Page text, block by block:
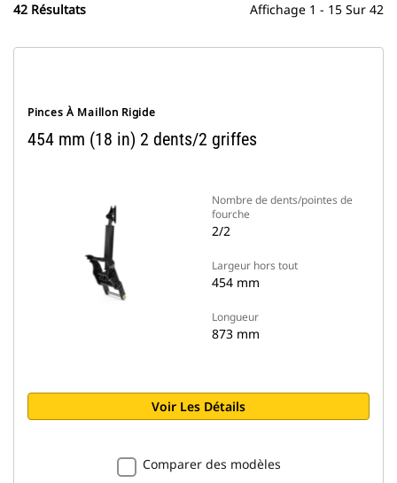
42 Résultats Affichage 1 - 15 Sur 42
Pinces À Maillon Rigide
454 mm (18 in) 2 dents/2 griffes
Nombre de dents/pointes de
fourche
2/2
Largeur hors tout
454 mm
Longueur
873 mm
Voir Les Détails
Comparer des modèles